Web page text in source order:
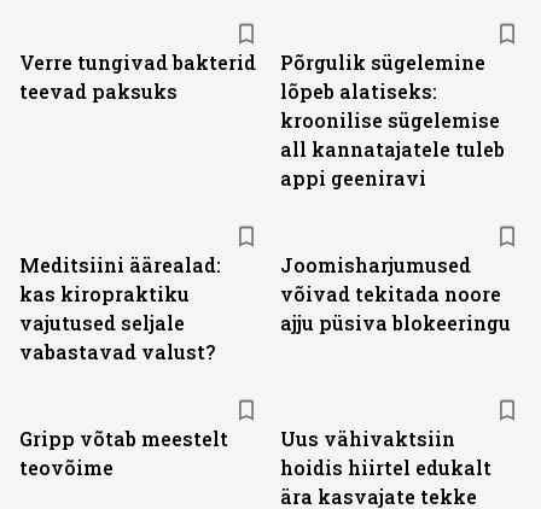
Verre tungivad bakterid
teevad paksuks
Põrgulik sügelemine
lõpeb alatiseks:
kroonilise sügelemise
all kannatajatele tuleb
appi geeniravi
Meditsiini äärealad:
kas kiropraktiku
vajutused seljale
vabastavad valust?
Joomisharjumused
võivad tekitada noore
ajju püsiva blokeeringu
Gripp võtab meestelt
teovõime
Uus vähivaktsiin
hoidis hiirtel edukalt
ära kasvajate tekke